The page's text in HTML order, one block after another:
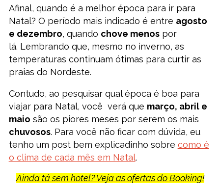
Afinal, quando é a melhor época para ir para
Natal? O período mais indicado é entre agosto
e dezembro, quando chove menospor
lá. Lembrando que, mesmo no inverno, as
temperaturas continuam ótimas para curtir as
praias do Nordeste.
Contudo, ao pesquisar qual época é boa para
viajar para Natal, você verá que março, abril e
maio são os piores meses por serem os mais
chuvosos. Para você não ficar com dúvida, eu
tenho um post bem explicadinho sobre como é
o clima de cada mês em Natal.
Ainda tá sem hotel? Veja as ofertas do Booking!